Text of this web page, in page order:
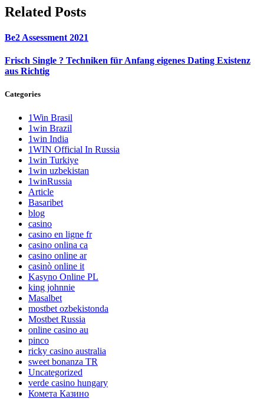
Related Posts
Be2 Assessment 2021
Frisch Single ? Techniken für Anfang eigenes Dating Existenz
aus Richtig
Categories
1Win Brasil
1win Brazil
1win India
1WIN Official In Russia
1win Turkiye
1win uzbekistan
1winRussia
Article
Basaribet
blog
casino
casino en ligne fr
casino onlina ca
casino online ar
casinò online it
Kasyno Online PL
king johnnie
Masalbet
mostbet ozbekistonda
Mostbet Russia
online casino au
pinco
ricky casino australia
sweet bonanza TR
Uncategorized
verde casino hungary
Комета Казино